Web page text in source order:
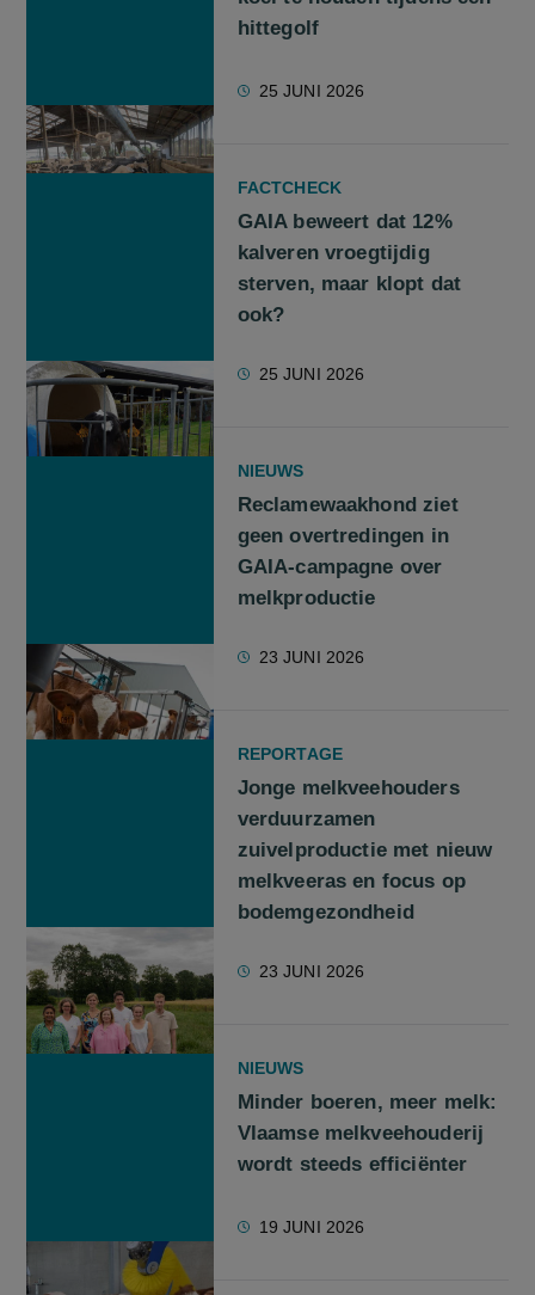
hittegolf
25 JUNI 2026
FACTCHECK
GAIA beweert dat 12%
kalveren vroegtijdig
sterven, maar klopt dat
ook?
25 JUNI 2026
NIEUWS
Reclamewaakhond ziet
geen overtredingen in
GAIA-campagne over
melkproductie
23 JUNI 2026
REPORTAGE
Jonge melkveehouders
verduurzamen
zuivelproductie met nieuw
melkveeras en focus op
bodemgezondheid
23 JUNI 2026
NIEUWS
Minder boeren, meer melk:
Vlaamse melkveehouderij
wordt steeds efficiënter
19 JUNI 2026